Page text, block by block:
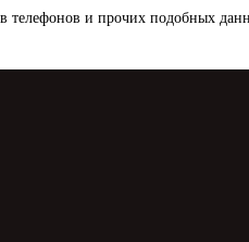
телефонов и прочих подобных